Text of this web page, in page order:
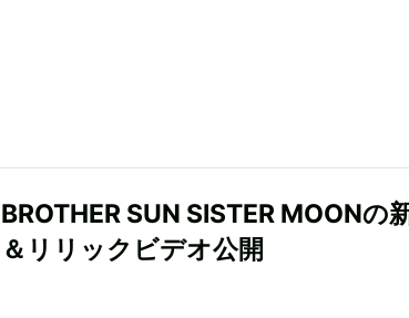
BROTHER SUN SISTER MOONの
＆リリックビデオ公開